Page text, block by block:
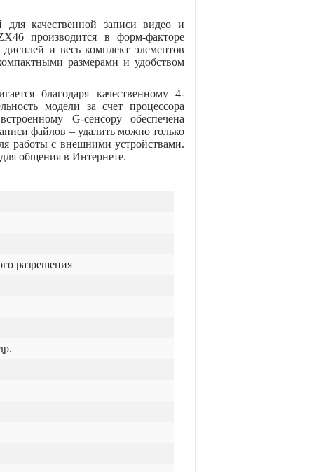
качественной записи видео и
производится в форм-факторе
и весь комплект элементов
размерами и удобством
благодаря качественному 4-
модели за счет процессора
G-сенсору обеспечена
файлов – удалить можно только
работы с внешними устройствами.
общения в Интернете.
разрешения